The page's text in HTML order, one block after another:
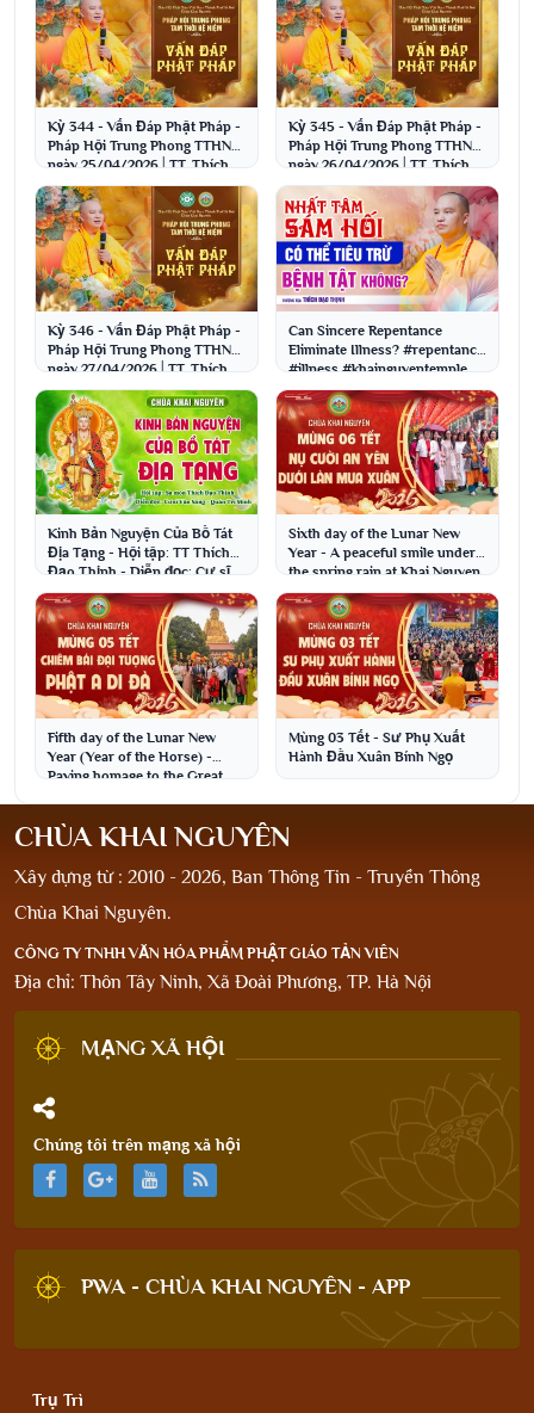
Kỳ 344 - Vấn Đáp Phật Pháp -
Pháp Hội Trung Phong TTHN
ngày 25/04/2026│TT. Thích
Đạo Thịnh
Kỳ 345 - Vấn Đáp Phật Pháp -
Pháp Hội Trung Phong TTHN
ngày 26/04/2026│TT. Thích
Đạo Thịnh
Kỳ 346 - Vấn Đáp Phật Pháp -
Pháp Hội Trung Phong TTHN
ngày 27/04/2026│TT. Thích
Đạo Thịnh
Can Sincere Repentance
Eliminate Illness? #repentance
#illness #khainguyentemple
#dharmasound #pu...
Kinh Bản Nguyện Của Bồ Tát
Địa Tạng - Hội tập: TT Thích
Đạo Thịnh - Diễn đọc: Cư sĩ
Vân Sáng
Sixth day of the Lunar New
Year - A peaceful smile under
the spring rain at Khai Nguyen
Pagoda
Fifth day of the Lunar New
Year (Year of the Horse) -
Paying homage to the Great
Mùng 03 Tết - Sư Phụ Xuất
Hành Đầu Xuân Bính Ngọ
CHÙA KHAI NGUYÊN
Xây dựng từ : 2010 - 2026, Ban Thông Tin - Truyền Thông
Chùa Khai Nguyên.
CÔNG TY TNHH VĂN HÓA PHẨM PHẬT GIÁO TẢN VIÊN
Địa chỉ: Thôn Tây Ninh, Xã Đoài Phương, TP. Hà Nội
MẠNG XÃ HỘI
Chúng tôi trên mạng xã hội
PWA - CHÙA KHAI NGUYÊN - APP
Trụ Trì